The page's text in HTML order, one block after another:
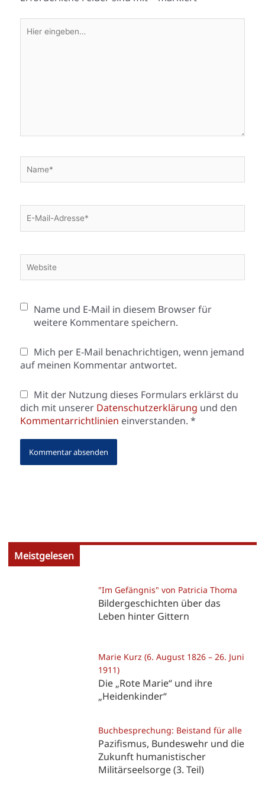
eingeben…
Mail-
Name und E-Mail in diesem Browser für
weitere Kommentare speichern.
Mich per E-Mail benachrichtigen, wenn jemand
auf meinen Kommentar antwortet.
Mit der Nutzung dieses Formulars erklärst du
dich mit unserer Datenschutzerklärung und den
Kommentarrichtlinien einverstanden. *
Meistgelesen
"Im Gefängnis" von Patricia Thoma
Bildergeschichten über das
Leben hinter Gittern
Marie Kurz (6. August 1826 – 26. Juni
1911)
Die „Rote Marie“ und ihre
„Heidenkinder“
Buchbesprechung: Beistand für alle
Pazifismus, Bundeswehr und die
Zukunft humanistischer
Militärseelsorge (3. Teil)